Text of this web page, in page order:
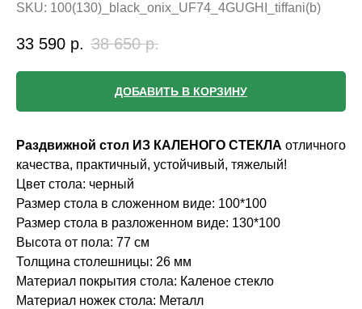
SKU: 100(130)_black_onix_UF74_4GUGHI_tiffani(b)
33 590 р. 38 650 р.
ДОБАВИТЬ В КОРЗИНУ
Раздвижной стол ИЗ КАЛЕНОГО СТЕКЛА отличного
качества, практичный, устойчивый, тяжелый!
Цвет стола: черный
Размер стола в сложенном виде: 100*100
Размер стола в разложенном виде: 130*100
Высота от пола: 77 см
Толщина столешницы: 26 мм
Материал покрытия стола: Каленое стекло
Материал ножек стола: Металл